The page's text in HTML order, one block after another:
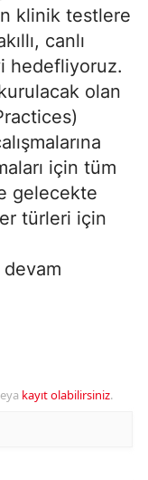
klinik testlere
canlı
hedefliyoruz.
olan
için tüm
gelecekte
türleri için
devam
kayıt olabilirsiniz.